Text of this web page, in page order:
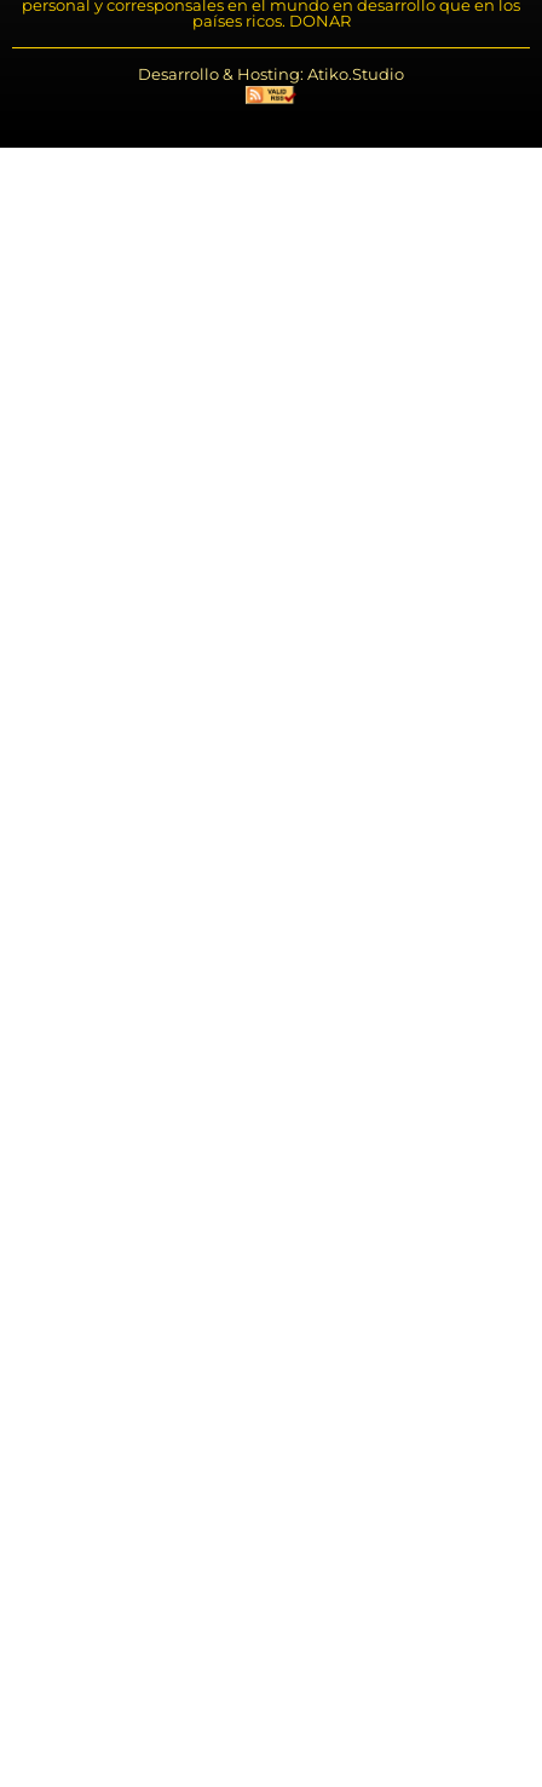
personal y corresponsales en el mundo en desarrollo que en los
países ricos. DONAR
Desarrollo & Hosting: Atiko.Studio